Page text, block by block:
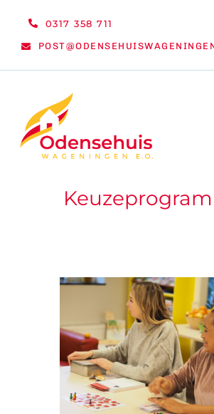
0317 358 711
WELKOM
VRIJWILLIGERS & STAGIAIRES